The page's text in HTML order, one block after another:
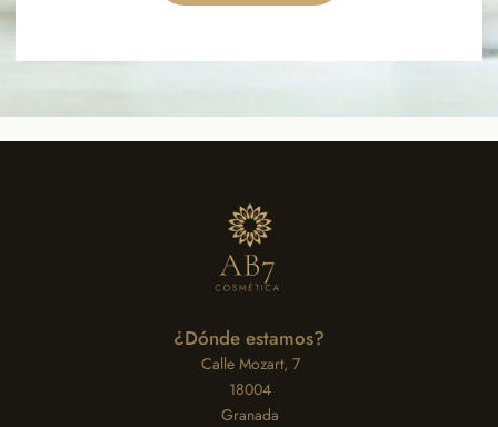
¿Dónde estamos?
Calle Mozart, 7
18004
Granada